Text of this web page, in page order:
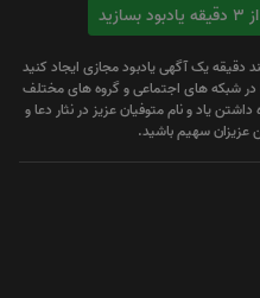
دقیقه یک آگهی یادبود مجازی ایجاد کنید
در شبکه های اجتماعی و گروه های مختلف
داشتن یاد و نام متوفیان عزیز در نثار دعا و
عزیزان سهیم باشید.